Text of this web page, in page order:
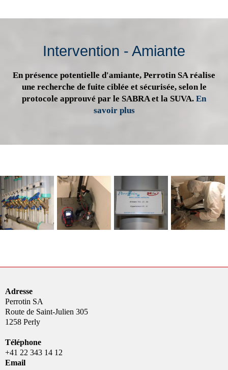
Intervention - Amiante
En présence potentielle d'amiante, Perrotin SA réalise
une recherche de fuite ciblée et sécurisée, selon le
protocole approuvé par le SABRA et la SUVA. En
savoir plus
Adresse
Perrotin SA
Route de Saint-Julien 305
1258 Perly
Téléphone
+41 22 343 14 12
Email